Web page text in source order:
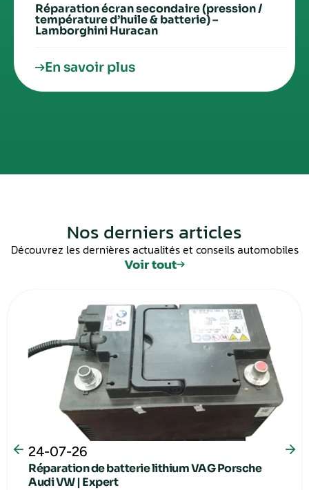
Réparation écran secondaire (pression /
température d’huile & batterie) –
Lamborghini Huracan
En savoir plus
Nos derniers articles
Découvrez les dernières actualités et conseils automobiles
Voir tout
24-07-26
Réparation de batterie lithium VAG Porsche
Audi VW | Expert